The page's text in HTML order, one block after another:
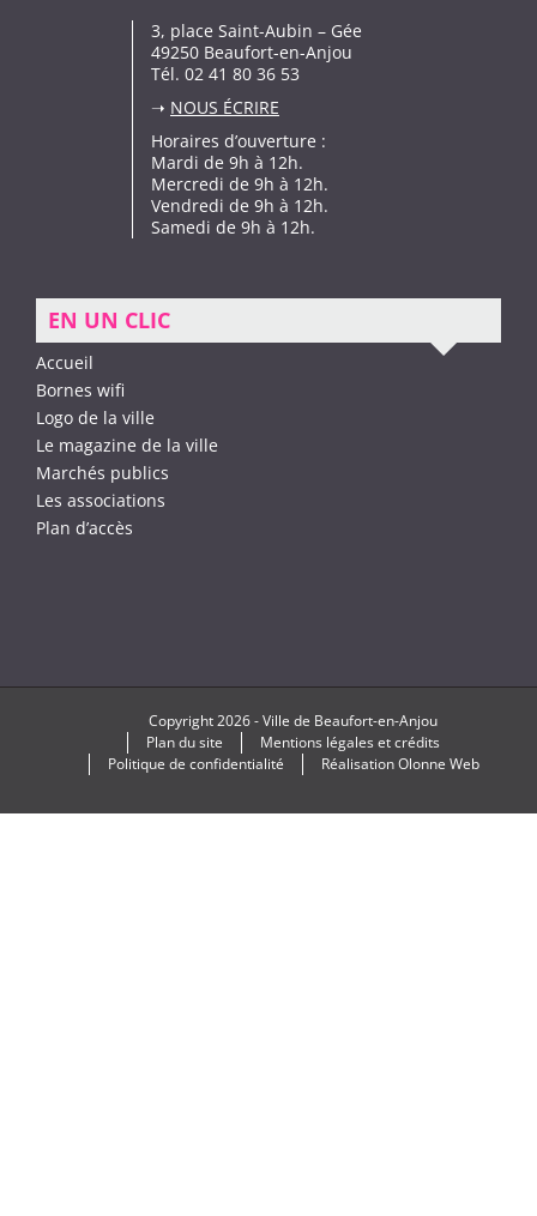
3, place Saint-Aubin – Gée
49250 Beaufort-en-Anjou
Tél. 02 41 80 36 53
➝ NOUS ÉCRIRE
Horaires d’ouverture :
Mardi de 9h à 12h.
Mercredi de 9h à 12h.
Vendredi de 9h à 12h.
Samedi de 9h à 12h.
EN UN CLIC
Accueil
Bornes wifi
Logo de la ville
Le magazine de la ville
Marchés publics
Les associations
Plan d’accès
Copyright2026 -Ville de Beaufort-en-Anjou
Plan du site
Mentions légales et crédits
Politique de confidentialité
RéalisationOlonne Web